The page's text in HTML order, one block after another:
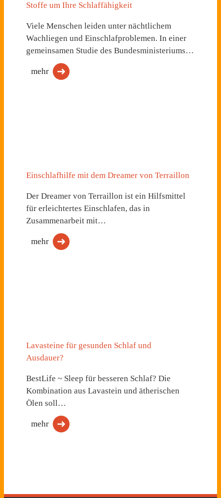
Stoffe um Ihre Schlaffähigkeit
Viele Menschen leiden unter nächtlichem
Wachliegen und Einschlafproblemen. In einer
gemeinsamen Studie des Bundesministeriums…
mehr
Einschlafhilfe mit dem Dreamer von Terraillon
Der Dreamer von Terraillon ist ein Hilfsmittel
für erleichtertes Einschlafen, das in
Zusammenarbeit mit…
mehr
Lavasteine für gesunden Schlaf und
Ausdauer?
BestLife ~ Sleep für besseren Schlaf? Die
Kombination aus Lavastein und ätherischen
Ölen soll…
mehr